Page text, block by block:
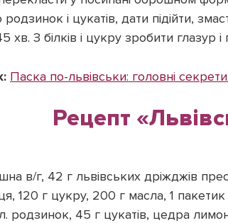
і цукатів, дати підійти,
хв. З білків і цукру зробити
Паска по-львівськи: головні
Рецепт
в/г, 42 г львівських дріжджів
120 г цукру, 200 г масла, 1 пакетик
родзинок, 45 г цукатів, цедра